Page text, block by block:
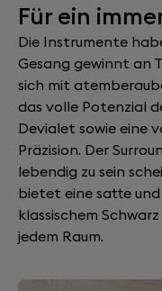
Für ein
Die Instrumente
Gesang gewinnt an
sich mit
das volle Potenzial
Devialet sowie eine
Präzision. Der
lebendig zu sein
bietet eine satte
klassischem
jedem Raum.